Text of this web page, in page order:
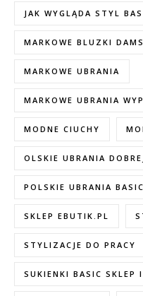
JAK WYGLĄDA STYL
MARKOWE BLUZKI
MARKOWE UBRANIA
MARKOWE UBRANIA
MODNE CIUCHY
OLSKIE UBRANIA
POLSKIE UBRANIA BASIC
SKLEP EBUTIK.PL
STYLIZACJE DO PRACY
SUKIENKI BASIC SKLEP